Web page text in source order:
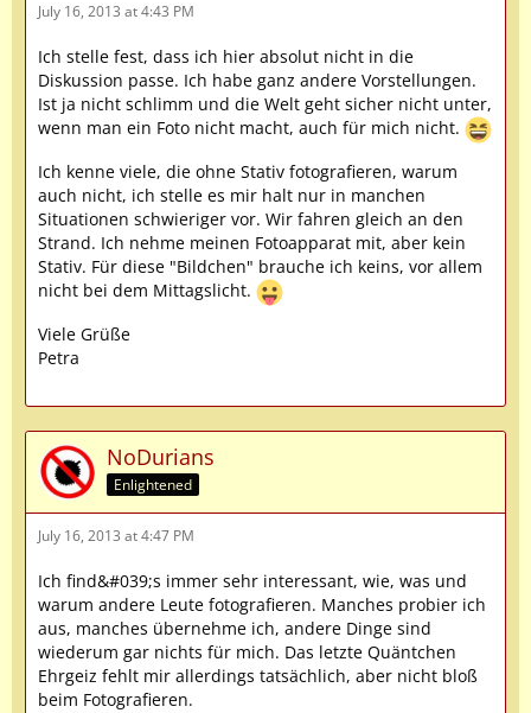
July 16, 2013 at 4:43 PM
Ich stelle fest, dass ich hier absolut nicht in die
Diskussion passe. Ich habe ganz andere Vorstellungen.
Ist ja nicht schlimm und die Welt geht sicher nicht unter,
wenn man ein Foto nicht macht, auch für mich nicht.
Ich kenne viele, die ohne Stativ fotografieren, warum
auch nicht, ich stelle es mir halt nur in manchen
Situationen schwieriger vor. Wir fahren gleich an den
Strand. Ich nehme meinen Fotoapparat mit, aber kein
Stativ. Für diese "Bildchen" brauche ich keins, vor allem
nicht bei dem Mittagslicht.
Viele Grüße
Petra
NoDurians
Enlightened
July 16, 2013 at 4:47 PM
Ich find&#039;s immer sehr interessant, wie, was und
warum andere Leute fotografieren. Manches probier ich
aus, manches übernehme ich, andere Dinge sind
wiederum gar nichts für mich. Das letzte Quäntchen
Ehrgeiz fehlt mir allerdings tatsächlich, aber nicht bloß
beim Fotografieren.